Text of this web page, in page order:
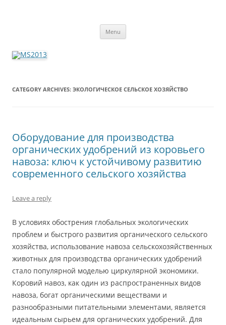
Menu
CATEGORY ARCHIVES: ЭКОЛОГИЧЕСКОЕ СЕЛЬСКОЕ ХОЗЯЙСТВО
Оборудование для производства
органических удобрений из коровьего
навоза: ключ к устойчивому развитию
современного сельского хозяйства
Leave a reply
В условиях обострения глобальных экологических
проблем и быстрого развития органического сельского
хозяйства, использование навоза сельскохозяйственных
животных для производства органических удобрений
стало популярной моделью циркулярной экономики.
Коровий навоз, как один из распространенных видов
навоза, богат органическими веществами и
разнообразными питательными элементами, является
идеальным сырьем для органических удобрений. Для